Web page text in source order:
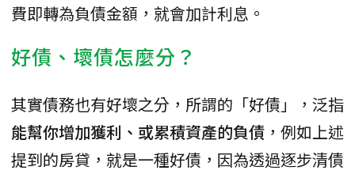
費即轉為負債金額，就會加計利息。
好債、壞債怎麼分？
其實債務也有好壞之分，所謂的「好債」，泛指
能幫你增加獲利、或累積資產的負債 ，例如上述
提到的房貸，就是一種好債，因為透過逐步清債